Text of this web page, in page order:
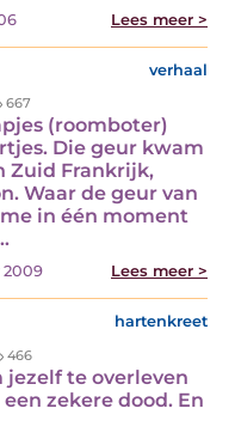
Lees meer >
verhaal
667
(roomboter)
Die geur kwam
Zuid Frankrijk,
Waar de geur van
in één moment
2009 Lees meer >
hartenkreet
466
jezelf te overleven
zekere dood. En